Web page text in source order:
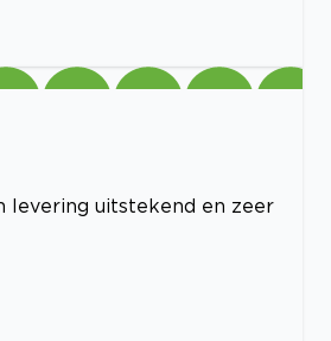
levering uitstekend en zeer